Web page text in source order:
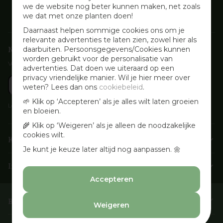
we de website nog beter kunnen maken, net zoals
we dat met onze planten doen!
Daarnaast helpen sommige cookies ons om je
relevante advertenties te laten zien, zowel hier als
daarbuiten. Persoonsgegevens/Cookies kunnen
worden gebruikt voor de personalisatie van
advertenties. Dat doen we uiteraard op een
privacy vriendelijke manier. Wil je hier meer over
weten? Lees dan ons cookiebeleid.
🌱 Klik op ‘Accepteren’ als je alles wilt laten groeien
en bloeien.
🌾 Klik op ‘Weigeren’ als je alleen de noodzakelijke
cookies wilt.
Je kunt je keuze later altijd nog aanpassen. 🌼
Accepteren
Weigeren
Nieuwsbrief aanmelden
Voor wekelijkse aanbiedingen, activiteiten en inspirerende tips
Lees onzePrivacyverklaring
Klantenservice
Info & openingstijden